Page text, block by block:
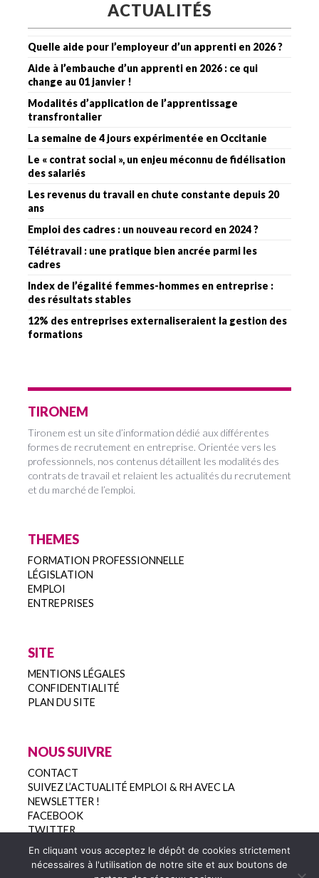
ACTUALITÉS
Quelle aide pour l’employeur d’un apprenti en 2026 ?
Aide à l’embauche d’un apprenti en 2026 : ce qui
change au 01 janvier !
Modalités d’application de l’apprentissage
transfrontalier
La semaine de 4 jours expérimentée en Occitanie
Le « contrat social », un enjeu méconnu de fidélisation
des salariés
Les revenus du travail en chute constante depuis 20
ans
Emploi des cadres : un nouveau record en 2024 ?
Télétravail : une pratique bien ancrée parmi les
cadres
Index de l’égalité femmes-hommes en entreprise :
des résultats stables
12% des entreprises externaliseraient la gestion des
formations
TIRONEM
Tironem est un site d’information dédié aux différentes
formes de recrutement en entreprise. Orientée vers les
professionnels, nos contenus détaillent les modalités des
contrats de travail et relaient les actualités du recrutement
et du marché de l’emploi.
THEMES
FORMATION PROFESSIONNELLE
LÉGISLATION
EMPLOI
ENTREPRISES
SITE
MENTIONS LÉGALES
CONFIDENTIALITÉ
PLAN DU SITE
NOUS SUIVRE
CONTACT
SUIVEZ L’ACTUALITÉ EMPLOI & RH AVEC LA
NEWSLETTER !
FACEBOOK
TWITTER
En cliquant vous acceptez le dépôt de cookies strictement
nécessaires à l'utilisation de notre site et aux boutons de